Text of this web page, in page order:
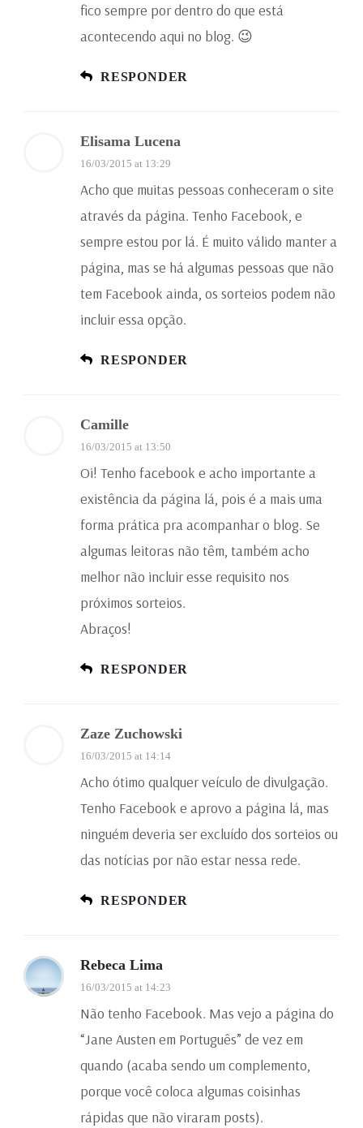
fico sempre por dentro do que está
acontecendo aqui no blog. 😉
RESPONDER
Elisama Lucena
16/03/2015 at 13:29
Acho que muitas pessoas conheceram o site
através da página. Tenho Facebook, e
sempre estou por lá. É muito válido manter a
página, mas se há algumas pessoas que não
tem Facebook ainda, os sorteios podem não
incluir essa opção.
RESPONDER
Camille
16/03/2015 at 13:50
Oi! Tenho facebook e acho importante a
existência da página lá, pois é a mais uma
forma prática pra acompanhar o blog. Se
algumas leitoras não têm, também acho
melhor não incluir esse requisito nos
próximos sorteios.
Abraços!
RESPONDER
Zaze Zuchowski
16/03/2015 at 14:14
Acho ótimo qualquer veículo de divulgação.
Tenho Facebook e aprovo a página lá, mas
ninguém deveria ser excluído dos sorteios ou
das notícias por não estar nessa rede.
RESPONDER
Rebeca Lima
16/03/2015 at 14:23
Não tenho Facebook. Mas vejo a página do
“Jane Austen em Português” de vez em
quando (acaba sendo um complemento,
porque você coloca algumas coisinhas
rápidas que não viraram posts).